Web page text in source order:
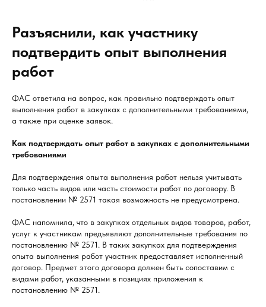
Разъяснили, как участнику
подтвердить опыт выполнения
работ
ФАС ответила на вопрос, как правильно подтверждать опыт
выполнения работ в закупках с дополнительными требованиями,
а также при оценке заявок.
Как подтверждать опыт работ в закупках с дополнительными
требованиями
Для подтверждения опыта выполнения работ нельзя учитывать
только часть видов или часть стоимости работ по договору. В
постановлении № 2571 такая возможность не предусмотрена.
ФАС напомнила, что в закупках отдельных видов товаров, работ,
услуг к участникам предъявляют дополнительные требования по
постановлению № 2571. В таких закупках для подтверждения
опыта выполнения работ участник предоставляет исполненный
договор. Предмет этого договора должен быть сопоставим с
видами работ, указанными в позициях приложения к
постановлению № 2571.